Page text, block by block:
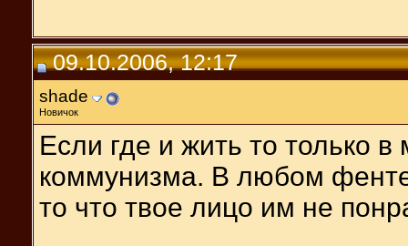
09.10.2006, 12:17
shade
Новичок
Если где и жить то только
коммунизма. В любом
то что твое лицо им не